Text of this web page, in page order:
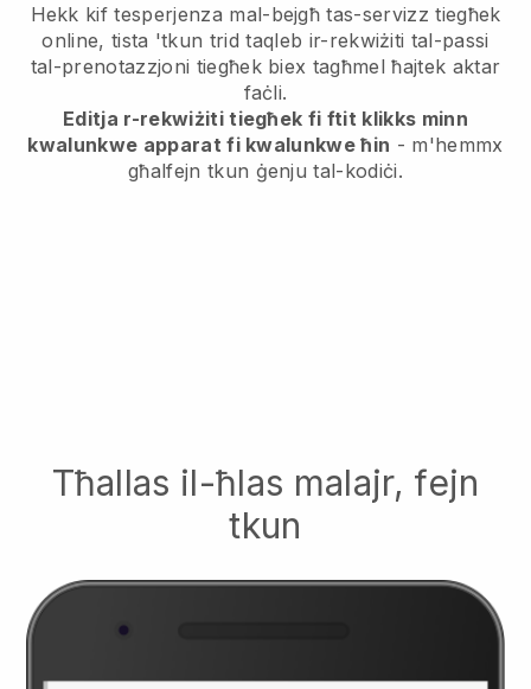
Hekk kif tesperjenza mal-bejgħ tas-servizz tiegħek
online, tista 'tkun trid taqleb ir-rekwiżiti tal-passi
tal-prenotazzjoni tiegħek biex tagħmel ħajtek aktar
faċli.
Editja r-rekwiżiti tiegħek fi ftit klikks minn
kwalunkwe apparat fi kwalunkwe ħin - m'hemmx
għalfejn tkun ġenju tal-kodiċi.
Tħallas il-ħlas malajr, fejn
tkun